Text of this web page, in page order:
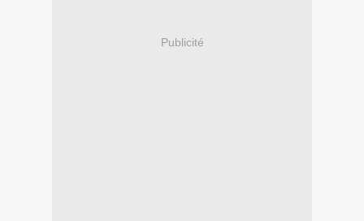
Publicité